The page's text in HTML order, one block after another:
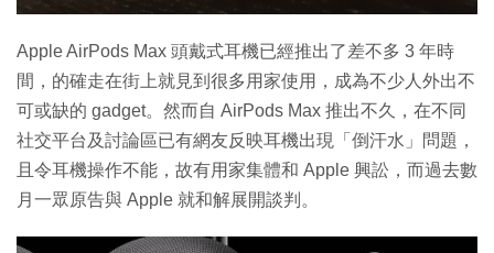
Apple AirPods Max 頭戴式耳機已經推出了差不多 3 年時
間，的確走在街上就見到很多用家使用，成為不少人外出不
可或缺的 gadget。然而自 AirPods Max 推出不久，在不同
社交平台及討論區已有網友反映耳機出現「倒汗水」問題，
且令耳機操作不能，故有用家集體和 Apple 興訟，而過去數
月一眾原告與 Apple 就和解展開談判。